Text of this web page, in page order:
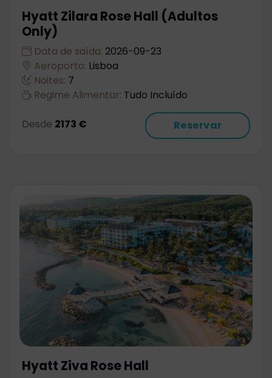
Hyatt Zilara Rose Hall (Adultos
Only)
Data de saída: 2026-09-23
Aeroporto: Lisboa
Noites: 7
Regime Alimentar: Tudo Incluído
Desde 2173 € Reservar
Hyatt Ziva Rose Hall